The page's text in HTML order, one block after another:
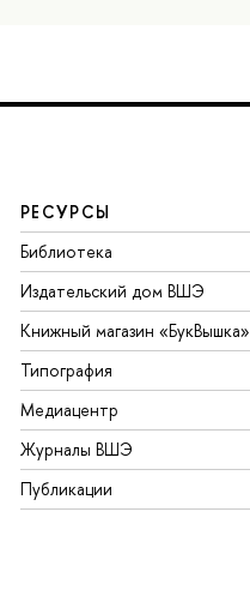
РЕСУРСЫ
Библиотека
Издательский дом ВШЭ
Книжный магазин «БукВышка»
Типография
Медиацентр
Журналы ВШЭ
Публикации